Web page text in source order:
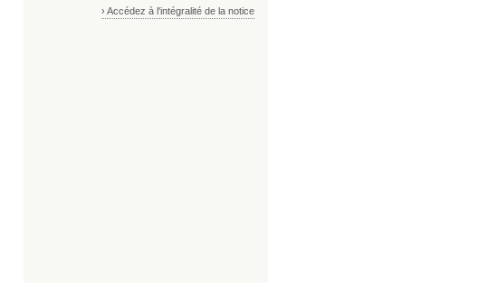
› Accédez à l'intégralité de la notice